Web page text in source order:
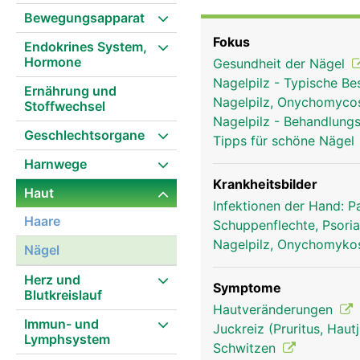
Bewegungsapparat
Endokrines System,
Hormone
Ernährung und
Stoffwechsel
Geschlechtsorgane
Harnwege
Haut
Haare
Nägel
Herz und
Blutkreislauf
Immun- und
Lymphsystem
Dieser
ist weiss, da das
überdeckt wird.
mm pro Monat). Die
das Tasten und Greifen
juckt. Zudem haben sie
Fokus
Gesundheit der Nägel
Nagelpilz - Typische
Nagelpilz,
Nagelpilz -
Tipps für schöne Nägel
Krankheitsbilder
Infektionen der Hand:
Schuppenflechte,
Nagelpilz,
Symptome
Hautveränderungen
Juckreiz (Pruritus,
Schwitzen